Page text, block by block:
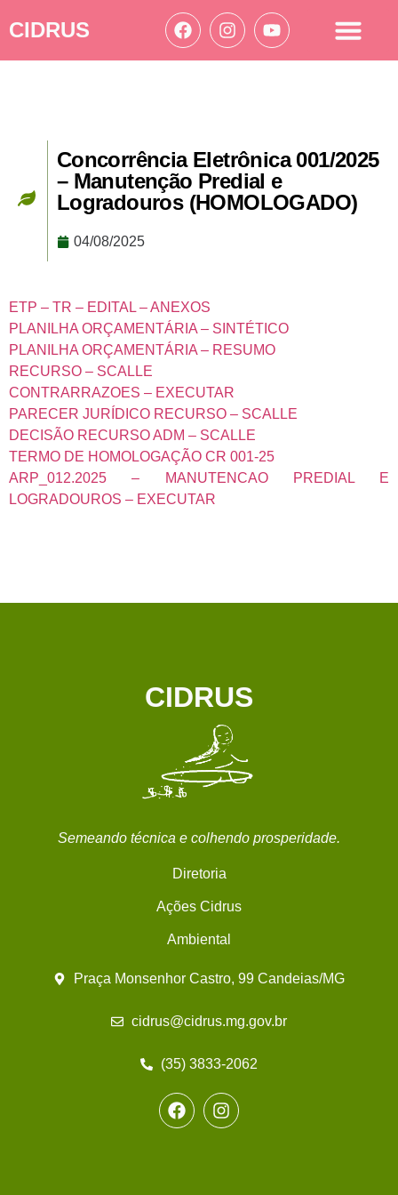
CIDRUS
Concorrência Eletrônica 001/2025
– Manutenção Predial e
Logradouros (HOMOLOGADO)
04/08/2025
ETP – TR – EDITAL – ANEXOS
PLANILHA ORÇAMENTÁRIA – SINTÉTICO
PLANILHA ORÇAMENTÁRIA – RESUMO
RECURSO – SCALLE
CONTRARRAZOES – EXECUTAR
PARECER JURÍDICO RECURSO – SCALLE
DECISÃO RECURSO ADM – SCALLE
TERMO DE HOMOLOGAÇÃO CR 001-25
ARP_012.2025 – MANUTENCAO PREDIAL E
LOGRADOUROS – EXECUTAR
CIDRUS
Semeando técnica e colhendo prosperidade.
Diretoria
Ações Cidrus
Ambiental
Praça Monsenhor Castro, 99 Candeias/MG
cidrus@cidrus.mg.gov.br
(35) 3833-2062